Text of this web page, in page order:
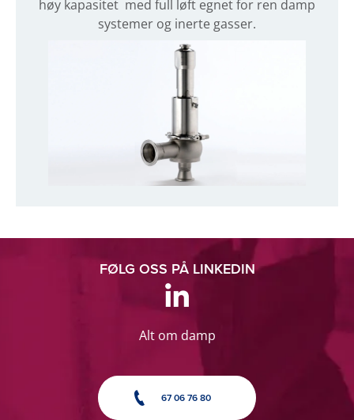
høy kapasitet med full løft egnet for ren damp
systemer og inerte gasser.
FØLG OSS PÅ LINKEDIN
Alt om damp
67 06 76 80